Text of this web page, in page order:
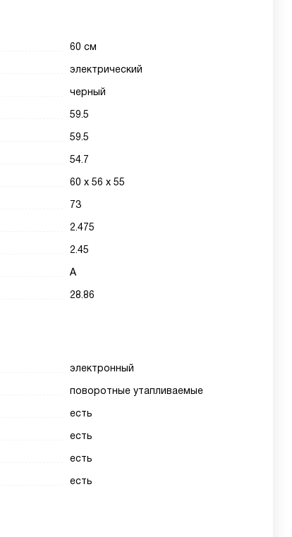
60 см
электрический
черный
59.5
59.5
54.7
60 х 56 х 55
73
2.475
2.45
A
28.86
электронный
поворотные утапливаемые
есть
есть
есть
есть